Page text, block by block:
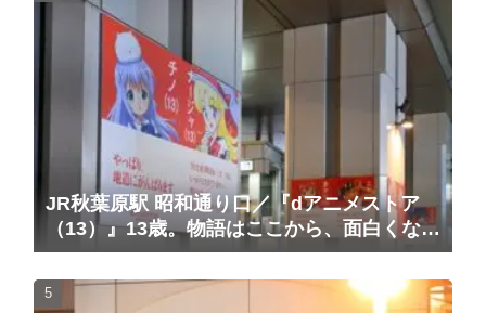
JR秋葉原駅 昭和通り口／『dアニメストア
（13）』13歳。物語はここから、面白くな
る。広告（2025/10/20掲載開始）